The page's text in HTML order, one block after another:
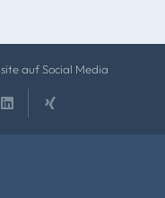
auf Social Media